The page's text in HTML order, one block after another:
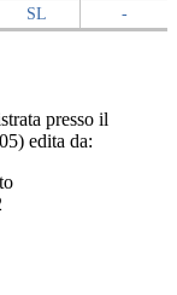
SL
-
presso il
edita da: